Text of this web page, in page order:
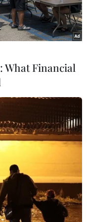
(Nguồn:
Đức Sigmar
tránh làm tổn
What Financial